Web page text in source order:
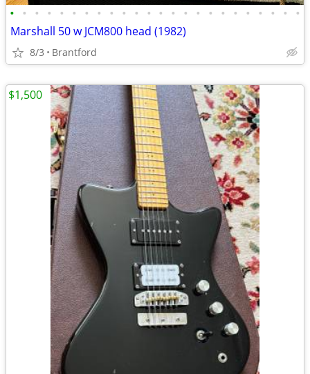
• • • • • • • • • • • • • • • • • • • • • • • •
Marshall 50 w JCM800 head (1982)
8/3 Brantford
$1,500